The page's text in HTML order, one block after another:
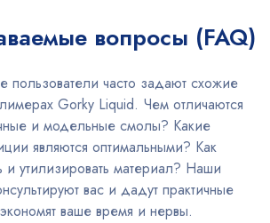
вопросы (FAQ)
пользователи часто задают схожие
Gorky Liquid. Чем отличаются
и модельные смолы? Какие
являются оптимальными? Как
и утилизировать материал? Наши
вас и дадут практичные
ваше время и нервы.